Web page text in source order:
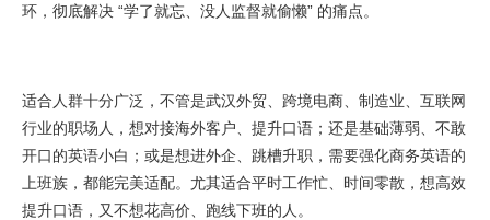
环，彻底解决 “学了就忘、没人监督就偷懒” 的痛点。
适合人群十分广泛，不管是武汉外贸、跨境电商、制造业、互联网
行业的职场人，想对接海外客户、提升口语；还是基础薄弱、不敢
开口的英语小白；或是想进外企、跳槽升职，需要强化商务英语的
上班族，都能完美适配。尤其适合平时工作忙、时间零散，想高效
提升口语，又不想花高价、跑线下班的人。